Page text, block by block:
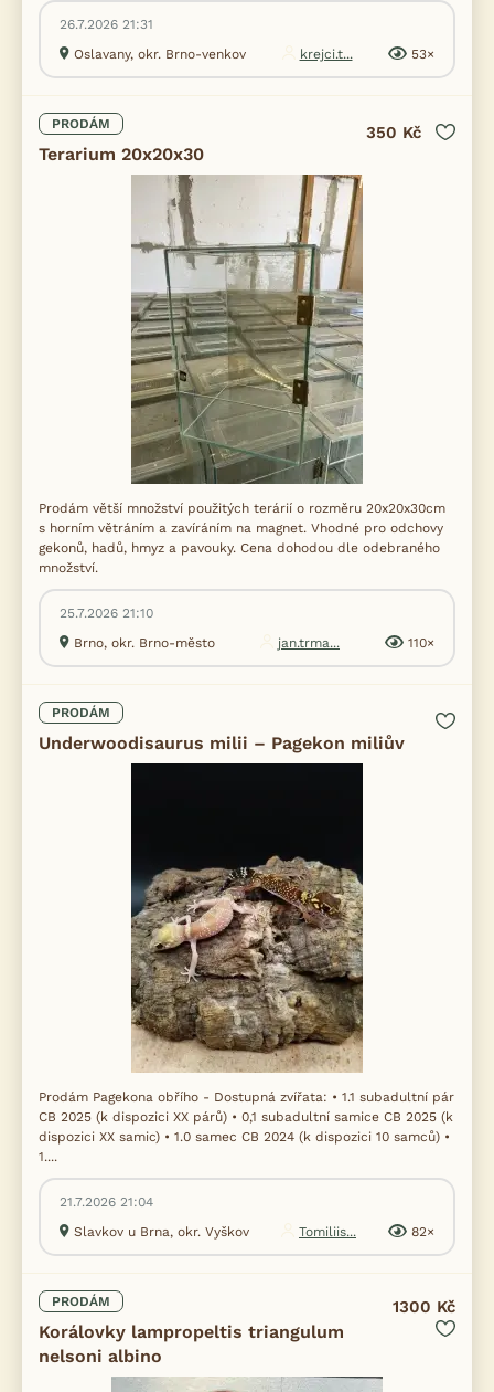
26.7.2026 21:31
Oslavany, okr. Brno-venkov
krejci.t... 53×
PRODÁM
Terarium 20x20x30
350 Kč
Prodám větší množství použitých terárií o rozměru 20x20x30cm
s horním větráním a zavíráním na magnet. Vhodné pro odchovy
gekonů, hadů, hmyz a pavouky. Cena dohodou dle odebraného
množství.
25.7.2026 21:10
Brno, okr. Brno-město
jan.trma... 110×
PRODÁM
Underwoodisaurus milii – Pagekon miliův
Prodám Pagekona obřího - Dostupná zvířata: • 1.1 subadultní pár
CB 2025 (k dispozici XX párů) • 0,1 subadultní samice CB 2025 (k
dispozici XX samic) • 1.0 samec CB 2024 (k dispozici 10 samců) •
1....
21.7.2026 21:04
Slavkov u Brna, okr. Vyškov
Tomiliis... 82×
PRODÁM
Korálovky lampropeltis triangulum
nelsoni albino
1300 Kč